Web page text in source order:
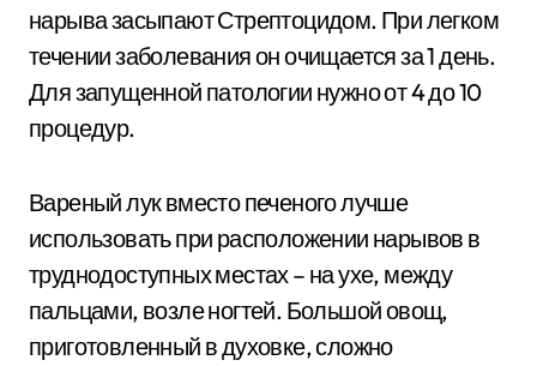
нарыва засыпают Стрептоцидом. При легком
течении заболевания он очищается за 1 день.
Для запущенной патологии нужно от 4 до 10
процедур.
Вареный лук вместо печеного лучше
использовать при расположении нарывов в
труднодоступных местах – на ухе, между
пальцами, возле ногтей. Большой овощ,
приготовленный в духовке, сложно